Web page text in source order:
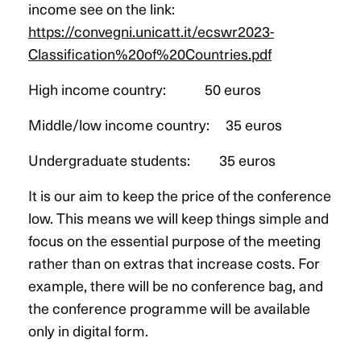
income see on the link:
https://convegni.unicatt.it/ecswr2023-
Classification%20of%20Countries.pdf
High income country: 50 euros
Middle/low income country: 35 euros
Undergraduate students: 35 euros
It is our aim to keep the price of the conference
low. This means we will keep things simple and
focus on the essential purpose of the meeting
rather than on extras that increase costs. For
example, there will be no conference bag, and
the conference programme will be available
only in digital form.